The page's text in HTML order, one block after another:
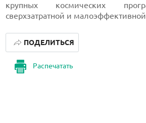
крупных космических
сверхзатратной и
Распечатать
ПОДЕЛИТЬСЯ